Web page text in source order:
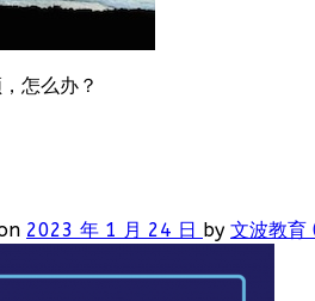
怎么办？
2023 年 1 月 24 日 by 文波教育